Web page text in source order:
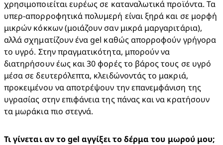
χρησιμοποιείται ευρέως σε καταναλωτικά προϊόντα. Τα
υπερ-απορροφητικά πολυμερή είναι ξηρά και σε μορφή
μικρών κόκκων (μοιάζουν σαν μικρά μαργαριτάρια),
αλλά σχηματίζουν ένα gel καθώς απορροφούν γρήγορα
το υγρό. Στην πραγματικότητα, μπορούν να
διατηρήσουν έως και 30 φορές το βάρος τους σε υγρό
μέσα σε δευτερόλεπτα, κλειδώνοντάς το μακριά,
προκειμένου να αποτρέψουν την επανεμφάνιση της
υγρασίας στην επιφάνεια της πάνας και να κρατήσουν
τα μωράκια πιο στεγνά.
Τι γίνεται αν το gel αγγίξει το δέρμα του μωρού μου;